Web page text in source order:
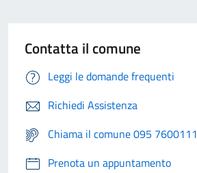
Contatta il comune
Leggi le domande frequenti
Richiedi Assistenza
Chiama il comune 095 7600111
Prenota un appuntamento